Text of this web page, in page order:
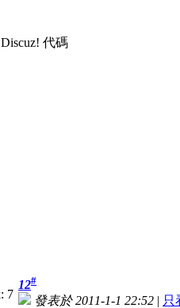
代碼
12#
發表於 2011-1-1 22:52 | 只